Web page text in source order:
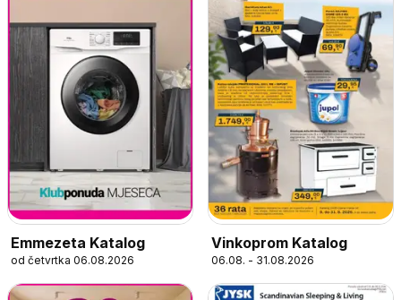
Emmezeta Katalog
od četvrtka 06.08.2026
Vinkoprom Katalog
06.08. - 31.08.2026